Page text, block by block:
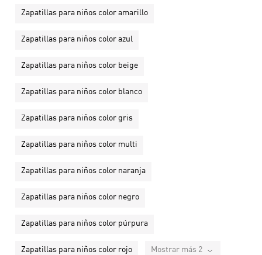
Zapatillas para niños color amarillo
Zapatillas para niños color azul
Zapatillas para niños color beige
Zapatillas para niños color blanco
Zapatillas para niños color gris
Zapatillas para niños color multi
Zapatillas para niños color naranja
Zapatillas para niños color negro
Zapatillas para niños color púrpura
Zapatillas para niños color rojo Mostrar más 2